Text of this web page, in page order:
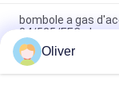
bombole a gas
84/525/EEC che
Cilindri d'acciaio
34crm04 della
Oliver